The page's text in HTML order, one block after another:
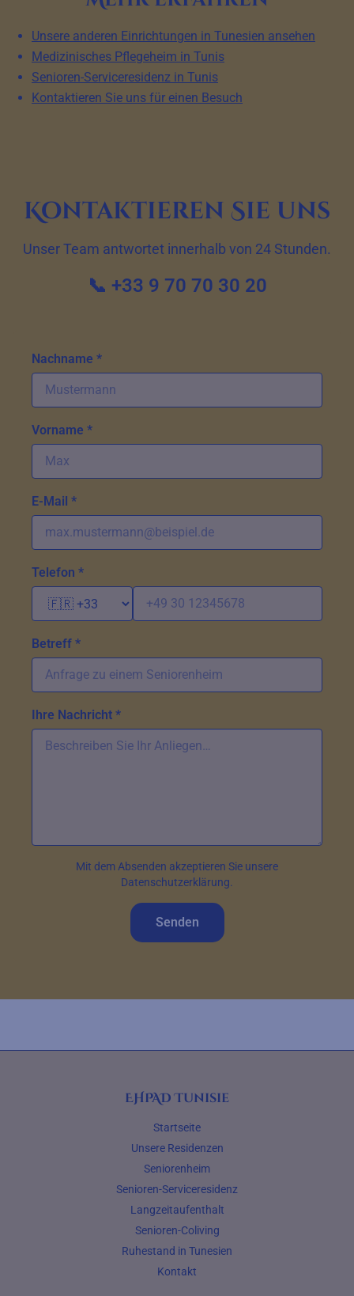
Unsere anderen Einrichtungen in Tunesien ansehen
Medizinisches Pflegeheim in Tunis
Senioren-Serviceresidenz in Tunis
Kontaktieren Sie uns für einen Besuch
Kontaktieren Sie uns
Unser Team antwortet innerhalb von 24 Stunden.
📞 +33 9 70 70 30 20
Nachname *
Vorname *
E-Mail *
Telefon *
Betreff *
Ihre Nachricht *
Mit dem Absenden akzeptieren Sie unsere
Datenschutzerklärung.
Senden
EHPAD Tunisie
Startseite
Unsere Residenzen
Seniorenheim
Senioren-Serviceresidenz
Langzeitaufenthalt
Senioren-Coliving
Ruhestand in Tunesien
Kontakt